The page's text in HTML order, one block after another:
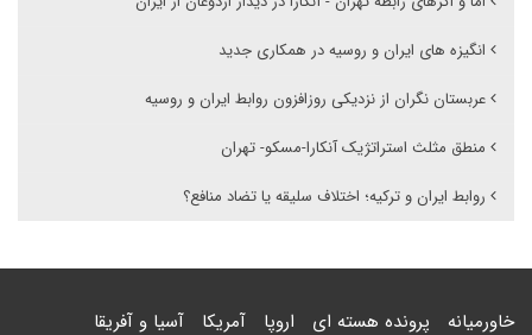
انگیزه های ایران و روسیه در همکاری جدید
عربستان نگران از نزدیکی روزافزون روابط ایران و روسیه
منطق مثلث استراتژیک آنکارا-مسکو- تهران
روابط ایران و ترکیه؛ اختلاف سلیقه یا تضاد منافع؟
خاورمیانه پرونده هسته ای اروپا آمریکا آسیا و آفریقا